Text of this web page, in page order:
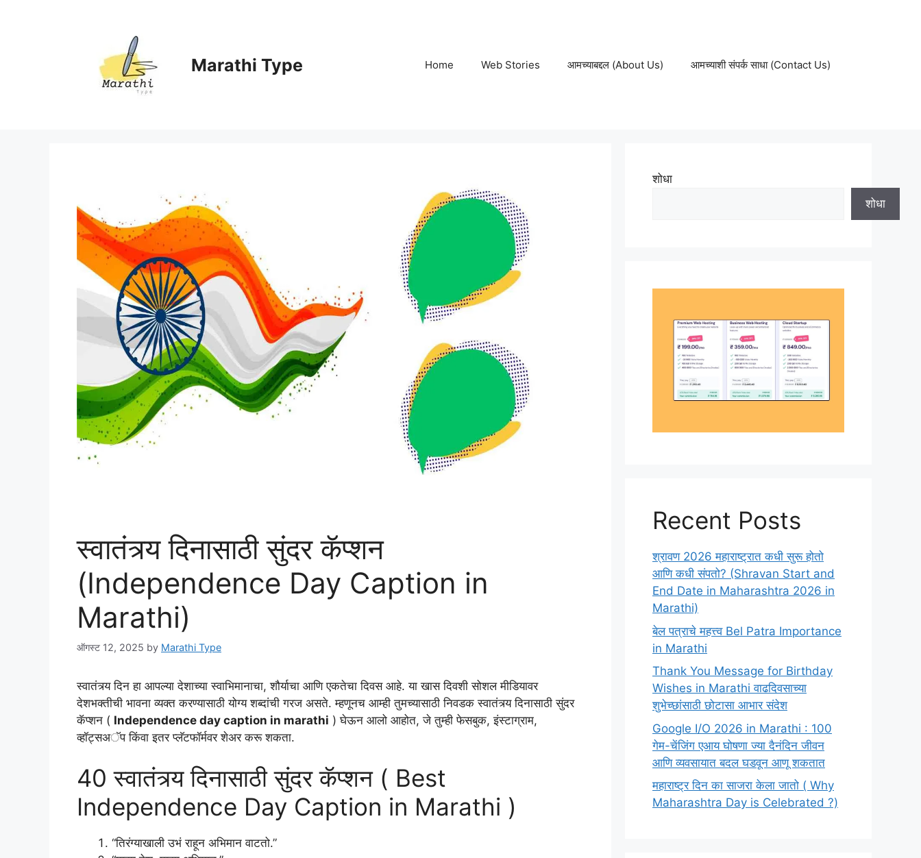
Marathi Type Home Web Stories आमच्याबद्दल (About Us) आमच्याशी संपर्क साधा (Contact Us)
स्वातंत्र्य दिनासाठी सुंदर कॅप्शन
(Independence Day Caption in
Marathi)
ऑगस्ट 12, 2025 by Marathi Type
स्वातंत्र्य दिन हा आपल्या देशाच्या स्वाभिमानाचा, शौर्याचा आणि एकतेचा दिवस आहे. या खास दिवशी सोशल मीडियावर
देशभक्तीची भावना व्यक्त करण्यासाठी योग्य शब्दांची गरज असते. म्हणूनच आम्ही तुमच्यासाठी निवडक स्वातंत्र्य दिनासाठी सुंदर
कॅप्शन ( Independence day caption in marathi ) घेऊन आलो आहोत, जे तुम्ही फेसबुक, इंस्टाग्राम,
व्हॉट्सअॅप किंवा इतर प्लॅटफॉर्मवर शेअर करू शकता.
40 स्वातंत्र्य दिनासाठी सुंदर कॅप्शन ( Best
Independence Day Caption in Marathi )
“तिरंग्याखाली उभं राहून अभिमान वाटतो.”
शोधा
शोधा
Recent Posts
श्रावण 2026 महाराष्ट्रात कधी सुरू होतो
आणि कधी संपतो? (Shravan Start and
End Date in Maharashtra 2026 in
Marathi)
बेल पत्राचे महत्त्व Bel Patra Importance
in Marathi
Thank You Message for Birthday
Wishes in Marathi वाढदिवसाच्या
शुभेच्छांसाठी छोटासा आभार संदेश
Google I/O 2026 in Marathi : 100
गेम-चेंजिंग एआय घोषणा ज्या दैनंदिन जीवन
आणि व्यवसायात बदल घडवून आणू शकतात
महाराष्ट्र दिन का साजरा केला जातो ( Why
Maharashtra Day is Celebrated ?)